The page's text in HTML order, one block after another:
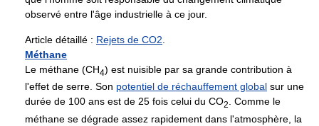
observé entre l'âge industrielle à ce jour.
Article détaillé : Rejets de CO2
Méthane
Le méthane (CH4) est nuisible par sa grande contribution à
l'effet de serre. Son potentiel de réchauffement global sur une
durée de 100 ans est de 25 fois celui du CO2. Comme le
méthane se dégrade assez rapidement dans l'atmosphère, la